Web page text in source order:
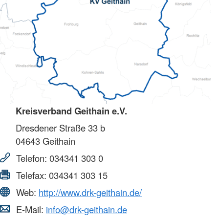
Kreisverband Geithain e.V.
Dresdener Straße 33 b
04643Geithain
Telefon: 034341 303 0
Telefax: 034341 303 15
Web: http://www.drk-geithain.de/
E-Mail: info@drk-geithain.de